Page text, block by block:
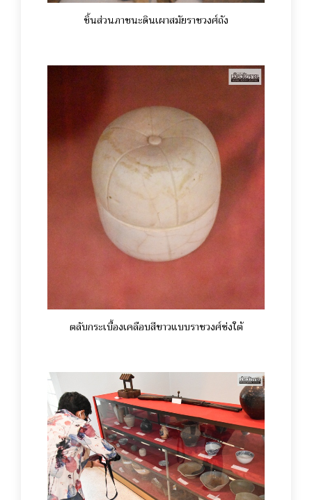
ชิ้นส่วนภาชนะดินเผาสมัยราชวงศ์ถัง
ตลับกระเบื้องเคลือบสีขาวแบบราชวงศ์ซ่งใต้